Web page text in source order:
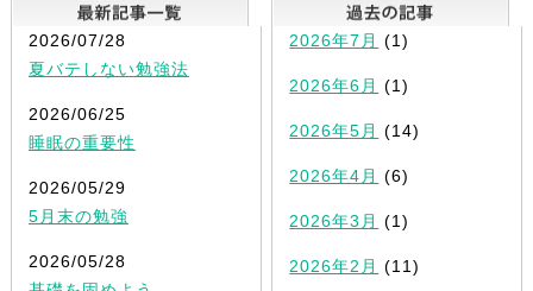
2026/07/28
夏バテしない勉強法
2026/06/25
睡眠の重要性
2026/05/29
5月末の勉強
2026/05/28
2026年7月 (1)
2026年6月 (1)
2026年5月 (14)
2026年4月 (6)
2026年3月 (1)
2026年2月 (11)